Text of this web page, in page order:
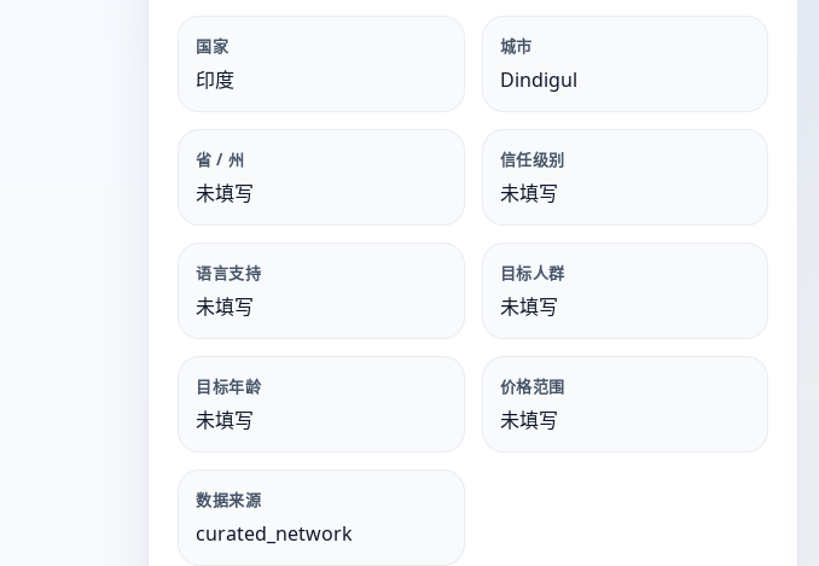
国家
印度
城市
Dindigul
省 / 州
未填写
信任级别
未填写
语言支持
未填写
目标人群
未填写
目标年龄
未填写
价格范围
未填写
数据来源
curated_network